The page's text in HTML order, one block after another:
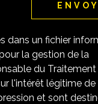
dans un fichier
la gestion de la
du Traitement
l'intérêt légitime
et sont